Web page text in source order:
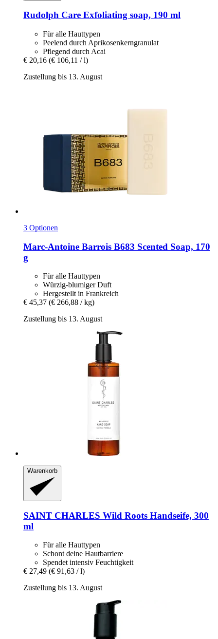
Rudolph Care Exfoliating soap, 190 ml
Für alle Hauttypen
Peelend durch Aprikosenkerngranulat
Pflegend durch Acai
€ 20,16 (€ 106,11 / l)
Zustellung bis 13. August
3 Optionen
Marc-Antoine Barrois B683 Scented Soap, 170
g
Für alle Hauttypen
Würzig-blumiger Duft
Hergestellt in Frankreich
€ 45,37 (€ 266,88 / kg)
Zustellung bis 13. August
Warenkorb
SAINT CHARLES Wild Roots Handseife, 300
ml
Für alle Hauttypen
Schont deine Hautbarriere
Spendet intensiv Feuchtigkeit
€ 27,49 (€ 91,63 / l)
Zustellung bis 13. August